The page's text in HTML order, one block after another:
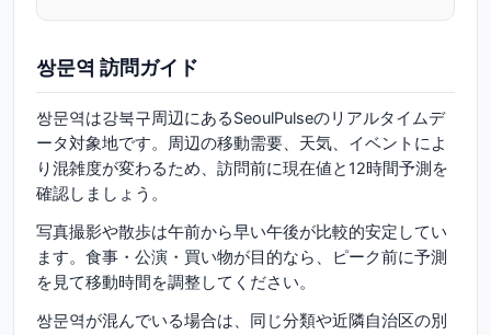
쌍문역 訪問ガイド
쌍문역は강북구周辺にあるSeoulPulseのリアルタイムデ
ータ対象地です。周辺の移動需要、天気、イベントによ
り混雑度が変わるため、訪問前に現在値と12時間予測を
確認しましょう。
写真撮影や散歩は午前から早い午後が比較的安定してい
ます。食事・公演・買い物が目的なら、ピーク前に予測
を見て移動時間を調整してください。
쌍문역が混んでいる場合は、同じ分類や近隣自治区の別